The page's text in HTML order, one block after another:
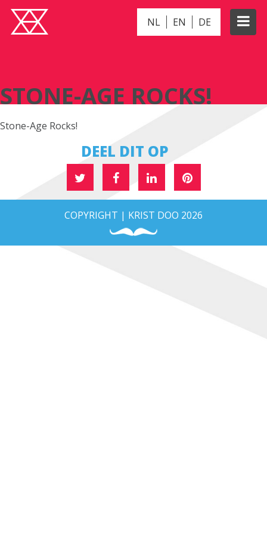
NL EN DE
STONE-AGE ROCKS!
Stone-Age Rocks!
DEEL DIT OP
COPYRIGHT | KRIST DOO 2026